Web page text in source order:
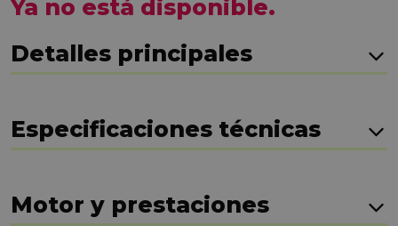
Ya no está disponible.
Detalles principales
Especificaciones técnicas
Motor y prestaciones